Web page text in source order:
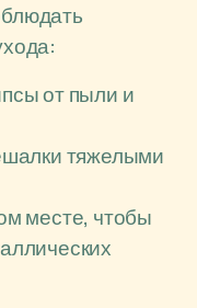
от пыли и
тяжелыми
месте, чтобы